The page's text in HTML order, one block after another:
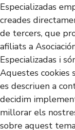
Especializadas
creades
de tercers, que
afiliats a
Especializadas i
Aquestes cookies
es descriuen a
decidim
millorar els
sobre aquest